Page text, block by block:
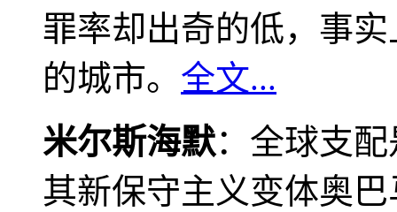
罪率却出奇的低，事
的城市。 全文...
米尔斯海默：全球支
其新保守主义变体奥